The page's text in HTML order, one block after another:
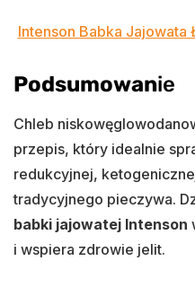
Intenson Babka Jajowata
Podsumowanie
Chleb
przepis, który idealnie
redukcyjnej,
tradycyjnego pieczywa.
babki jajowatej Intenson
i wspiera zdrowie jelit.